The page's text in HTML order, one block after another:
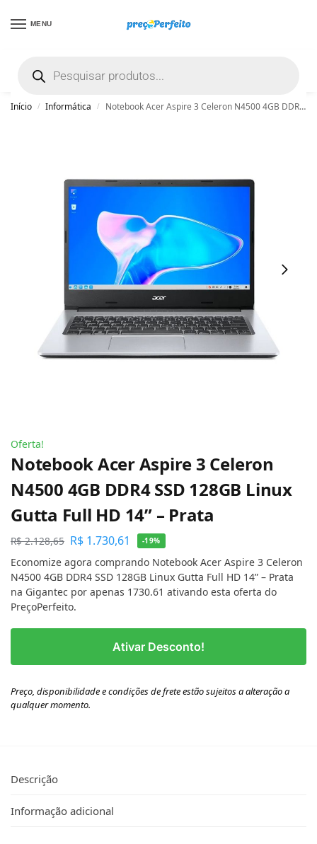
MENU
Início / Informática / Notebook Acer Aspire 3 Celeron N4500 4GB DDR4 SSD 128GB Linux Gutta Full HD 14” – Prata
Oferta!
Notebook Acer Aspire 3 Celeron
N4500 4GB DDR4 SSD 128GB Linux
Gutta Full HD 14” – Prata
R$2.128,65 R$ 1.730,61 -19%
Economize agora comprando Notebook Acer Aspire 3 Celeron
N4500 4GB DDR4 SSD 128GB Linux Gutta Full HD 14” – Prata
na Gigantec por apenas 1730.61 ativando esta oferta do
PreçoPerfeito.
Ativar Desconto!
Preço, disponibilidade e condições de frete estão sujeitos a alteração a
qualquer momento.
Descrição
Informação adicional